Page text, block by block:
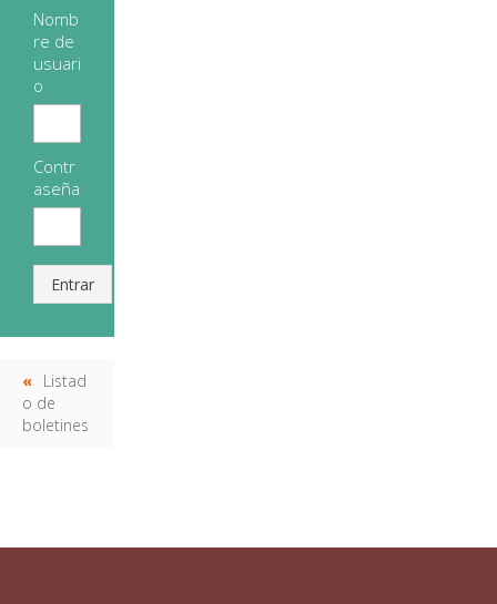
Nomb
re de
usuari
o
Contr
aseña
Entrar
Listad
o de
boletines